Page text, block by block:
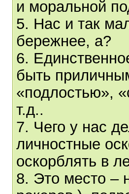
и моральной
5. Нас и так
бережнее, а?
6.
быть
«подлостью»,
т.д..
7. Чего у нас
личностные
оскорблять в
8. Это место –